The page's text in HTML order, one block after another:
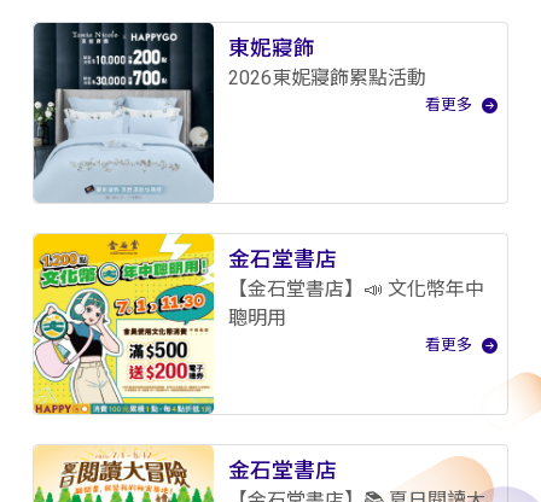
東妮寢飾
2026東妮寢飾累點活動
看更多
金石堂書店
【金石堂書店】📣 文化幣年中
聰明用
看更多
金石堂書店